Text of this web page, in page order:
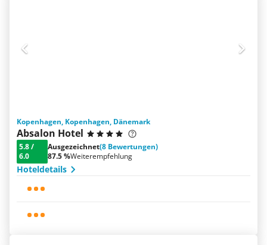
Kopenhagen, Kopenhagen, Dänemark
Absalon Hotel
5.8/
6.0
Ausgezeichnet(8 Bewertungen)
87.5 %Weiterempfehlung
Hoteldetails